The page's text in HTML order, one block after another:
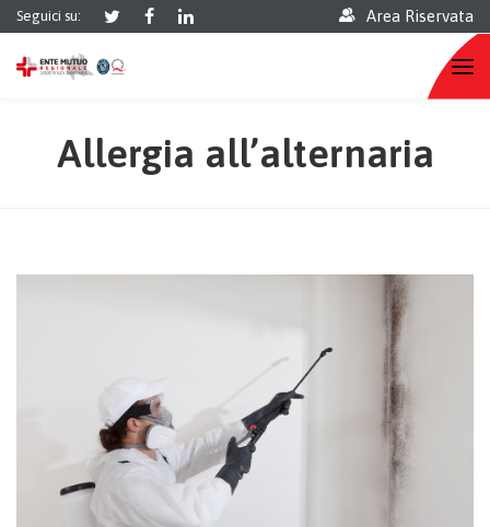
Seguici su: Area Riservata
Allergia all’alternaria